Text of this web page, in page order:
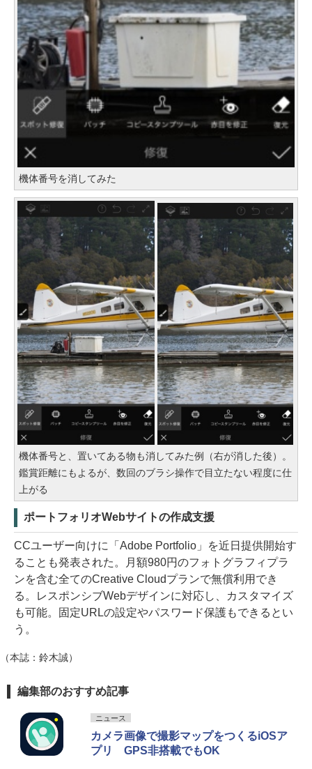
機体番号を消してみた
機体番号と、置いてある物も消してみた例（右が消した後）。
鑑賞距離にもよるが、数回のブラシ操作で目立たない程度に仕
上がる
ポートフォリオWebサイトの作成支援
CCユーザー向けに「Adobe Portfolio」を近日提供開始す
ることも発表された。月額980円のフォトグラフィプラ
ンを含む全てのCreative Cloudプランで無償利用でき
る。レスポンシブWebデザインに対応し、カスタマイズ
も可能。固定URLの設定やパスワード保護もできるとい
う。
（本誌：鈴木誠）
編集部のおすすめ記事
ニュース
カメラ画像で撮影マップをつくるiOSア
プリ GPS非搭載でもOK